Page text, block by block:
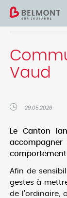
Informations
Plan énergie
Pilier Public
Vaud
29.05.2026
Le Canton
accompagner
Afin de
gestes à
de l’ordinaire,